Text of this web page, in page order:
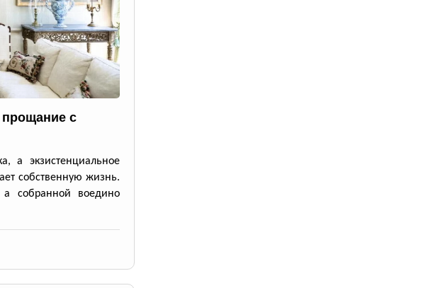
прощание с
а экзистенциальное
собственную жизнь.
собранной воедино